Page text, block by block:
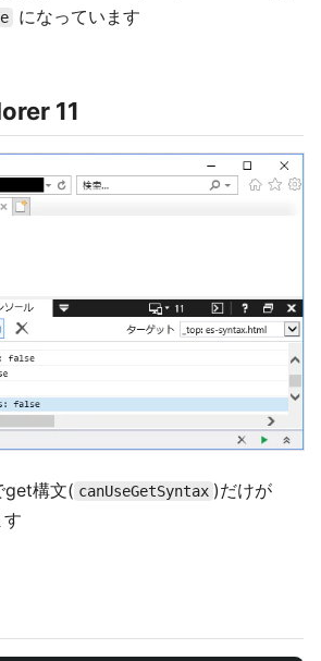
になっています
11
get構文( canUseGetSyntax )だけが